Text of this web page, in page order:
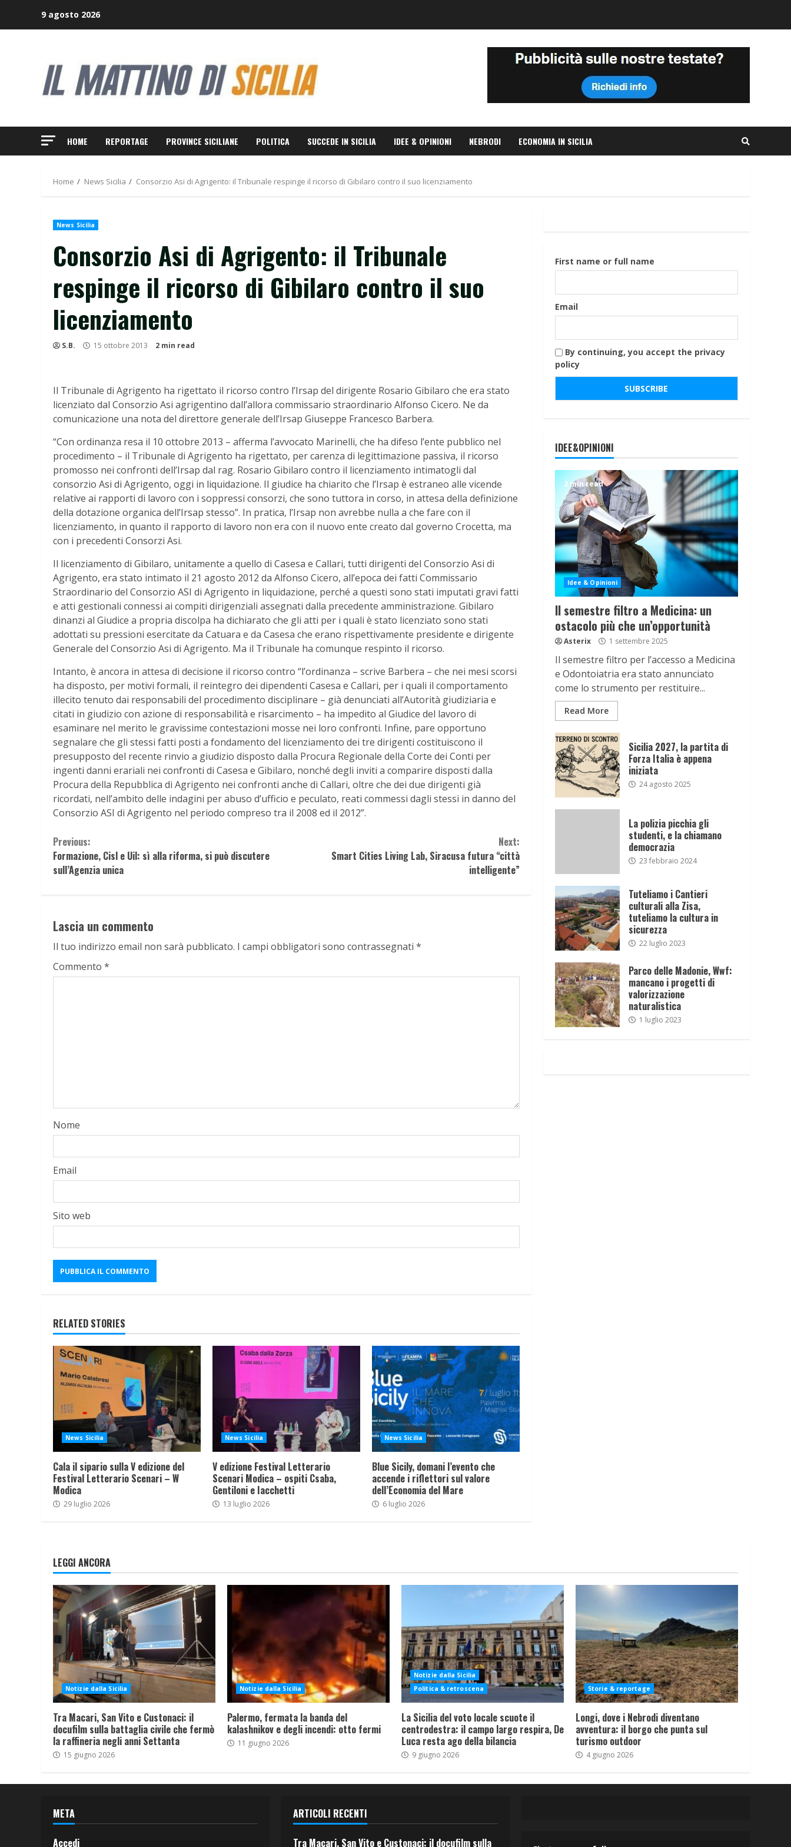
9 agosto 2026
HOME REPORTAGE PROVINCE SICILIANE POLITICA SUCCEDE IN SICILIA IDEE & OPINIONI NEBRODI ECONOMIA IN SICILIA
Home News Sicilia Consorzio Asi di Agrigento: il Tribunale respinge il ricorso di Gibilaro contro il suo licenziamento
News Sicilia
Consorzio Asi di Agrigento: il Tribunale
respinge il ricorso di Gibilaro contro il suo
licenziamento
S.B. 15 ottobre 2013 2 min read
Il Tribunale di Agrigento ha rigettato il ricorso contro l’Irsap del dirigente Rosario Gibilaro che era stato
licenziato dal Consorzio Asi agrigentino dall’allora commissario straordinario Alfonso Cicero. Ne da
comunicazione una nota del direttore generale dell’Irsap Giuseppe Francesco Barbera.
“Con ordinanza resa il 10 ottobre 2013 – afferma l’avvocato Marinelli, che ha difeso l’ente pubblico nel
procedimento – il Tribunale di Agrigento ha rigettato, per carenza di legittimazione passiva, il ricorso
promosso nei confronti dell’Irsap dal rag. Rosario Gibilaro contro il licenziamento intimatogli dal
consorzio Asi di Agrigento, oggi in liquidazione. Il giudice ha chiarito che l’Irsap è estraneo alle vicende
relative ai rapporti di lavoro con i soppressi consorzi, che sono tuttora in corso, in attesa della definizione
della dotazione organica dell’Irsap stesso”. In pratica, l’Irsap non avrebbe nulla a che fare con il
licenziamento, in quanto il rapporto di lavoro non era con il nuovo ente creato dal governo Crocetta, ma
con i precedenti Consorzi Asi.
Il licenziamento di Gibilaro, unitamente a quello di Casesa e Callari, tutti dirigenti del Consorzio Asi di
Agrigento, era stato intimato il 21 agosto 2012 da Alfonso Cicero, all’epoca dei fatti Commissario
Straordinario del Consorzio ASI di Agrigento in liquidazione, perché a questi sono stati imputati gravi fatti
e atti gestionali connessi ai compiti dirigenziali assegnati dalla precedente amministrazione. Gibilaro
dinanzi al Giudice a propria discolpa ha dichiarato che gli atti per i quali è stato licenziato sono stati
adottati su pressioni esercitate da Catuara e da Casesa che erano rispettivamente presidente e dirigente
Generale del Consorzio Asi di Agrigento. Ma il Tribunale ha comunque respinto il ricorso.
Intanto, è ancora in attesa di decisione il ricorso contro “l’ordinanza – scrive Barbera – che nei mesi scorsi
ha disposto, per motivi formali, il reintegro dei dipendenti Casesa e Callari, per i quali il comportamento
illecito tenuto dai responsabili del procedimento disciplinare – già denunciati all’Autorità giudiziaria e
citati in giudizio con azione di responsabilità e risarcimento – ha impedito al Giudice del lavoro di
esaminare nel merito le gravissime contestazioni mosse nei loro confronti. Infine, pare opportuno
segnalare che gli stessi fatti posti a fondamento del licenziamento dei tre dirigenti costituiscono il
presupposto del recente rinvio a giudizio disposto dalla Procura Regionale della Corte dei Conti per
ingenti danni erariali nei confronti di Casesa e Gibilaro, nonché degli inviti a comparire disposti dalla
Procura della Repubblica di Agrigento nei confronti anche di Callari, oltre che dei due dirigenti già
ricordati, nell’ambito delle indagini per abuso d’ufficio e peculato, reati commessi dagli stessi in danno del
Consorzio ASI di Agrigento nel periodo compreso tra il 2008 ed il 2012”.
Continue
Reading
Previous:
Formazione, Cisl e Uil: sì alla riforma, si può discutere
sull’Agenzia unica
Next:
Smart Cities Living Lab, Siracusa futura “città
intelligente”
Lascia un commento
Il tuo indirizzo email non sarà pubblicato. I campi obbligatori sono contrassegnati *
Commento *
Nome
Email
Sito web
RELATED STORIES
News Sicilia
Cala il sipario sulla V edizione del
Festival Letterario Scenari – W
Modica
29 luglio 2026
News Sicilia
V edizione Festival Letterario
Scenari Modica – ospiti Csaba,
Gentiloni e Iacchetti
13 luglio 2026
News Sicilia
Blue Sicily, domani l’evento che
accende i riflettori sul valore
dell’Economia del Mare
6 luglio 2026
First name or full name
Email
By continuing, you accept the privacy
policy
IDEE&OPINIONI
2 min read
Idee & Opinioni
Il semestre filtro a Medicina: un
ostacolo più che un’opportunità
Asterix 1 settembre 2025
Il semestre filtro per l’accesso a Medicina
e Odontoiatria era stato annunciato
come lo strumento per restituire...
Read More
Sicilia 2027, la partita di
Forza Italia è appena
iniziata
24 agosto 2025
La polizia picchia gli
studenti, e la chiamano
democrazia
23 febbraio 2024
Tuteliamo i Cantieri
culturali alla Zisa,
tuteliamo la cultura in
sicurezza
22 luglio 2023
Parco delle Madonie, Wwf:
mancano i progetti di
valorizzazione
naturalistica
1 luglio 2023
LEGGI ANCORA
Notizie dalla Sicilia
Tra Macari, San Vito e Custonaci: il
docufilm sulla battaglia civile che fermò
la raffineria negli anni Settanta
15 giugno 2026
Notizie dalla Sicilia
Palermo, fermata la banda del
kalashnikov e degli incendi: otto fermi
11 giugno 2026
Notizie dalla Sicilia
Politica & retroscena
La Sicilia del voto locale scuote il
centrodestra: il campo largo respira, De
Luca resta ago della bilancia
9 giugno 2026
Storie & reportage
Longi, dove i Nebrodi diventano
avventura: il borgo che punta sul
turismo outdoor
4 giugno 2026
META
Accedi
ARTICOLI RECENTI
Tra Macari, San Vito e Custonaci: il docufilm sulla